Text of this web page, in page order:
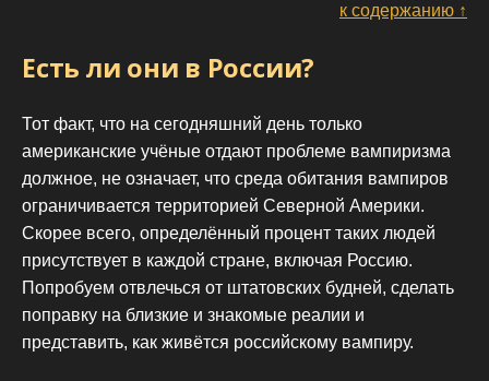
к содержанию ↑
Есть ли они в России?
Тот факт, что на сегодняшний день только
американские учёные отдают проблеме вампиризма
должное, не означает, что среда обитания вампиров
ограничивается территорией Северной Америки.
Скорее всего, определённый процент таких людей
присутствует в каждой стране, включая Россию.
Попробуем отвлечься от штатовских будней, сделать
поправку на близкие и знакомые реалии и
представить, как живётся российскому вампиру.